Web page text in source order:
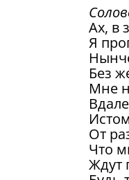
Ах, в
Я
Без
Мне
От
Что
Ждут